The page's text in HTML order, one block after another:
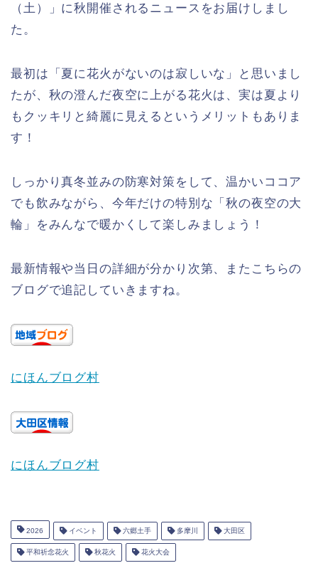
（土）」に秋開催されるニュースをお届けしまし
た。
最初は「夏に花火がないのは寂しいな」と思いまし
たが、秋の澄んだ夜空に上がる花火は、実は夏より
もクッキリと綺麗に見えるというメリットもありま
す！
しっかり真冬並みの防寒対策をして、温かいココア
でも飲みながら、今年だけの特別な「秋の夜空の大
輪」をみんなで暖かくして楽しみましょう！
最新情報や当日の詳細が分かり次第、またこちらの
ブログで追記していきますね。
にほんブログ村
にほんブログ村
2026 イベント 六郷土手 多摩川 大田区
平和祈念花火 秋花火 花火大会